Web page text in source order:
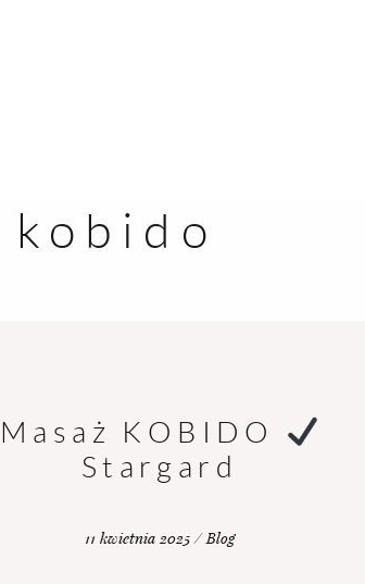
Masaż KOBIDO
Stargard
11 kwietnia 2025 / Blog